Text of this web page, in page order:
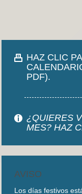
HAZ CLIC
PDF).
¿QUIERES
MES? HAZ
AVISO
Los días festivos